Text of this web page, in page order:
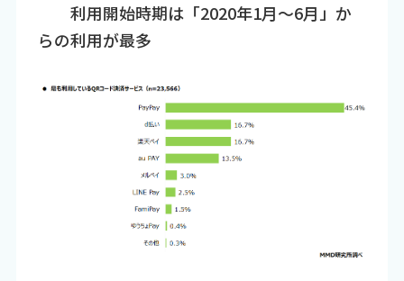
利用開始時期は「2020年1月～6月」か
らの利用が最多